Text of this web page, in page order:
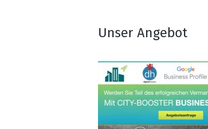
Unser Angebot